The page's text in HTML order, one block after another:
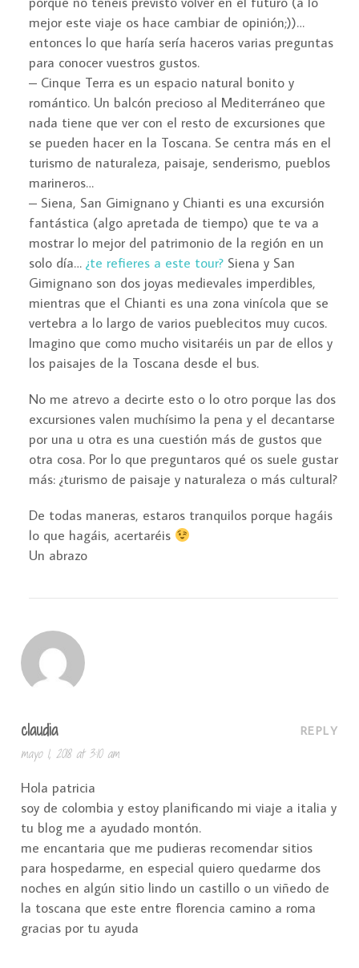
mejor este viaje os hace cambiar de opinión;))…
entonces lo que haría sería haceros varias preguntas
para conocer vuestros gustos.
– Cinque Terra es un espacio natural bonito y
romántico. Un balcón precioso al Mediterráneo que
nada tiene que ver con el resto de excursiones que
se pueden hacer en la Toscana. Se centra más en el
turismo de naturaleza, paisaje, senderismo, pueblos
marineros…
– Siena, San Gimignano y Chianti es una excursión
fantástica (algo apretada de tiempo) que te va a
mostrar lo mejor del patrimonio de la región en un
solo día… ¿te refieres a este tour? Siena y San
Gimignano son dos joyas medievales imperdibles,
mientras que el Chianti es una zona vinícola que se
vertebra a lo largo de varios pueblecitos muy cucos.
Imagino que como mucho visitaréis un par de ellos y
los paisajes de la Toscana desde el bus.
No me atrevo a decirte esto o lo otro porque las dos
excursiones valen muchísimo la pena y el decantarse
por una u otra es una cuestión más de gustos que
otra cosa. Por lo que preguntaros qué os suele gustar
más: ¿turismo de paisaje y naturaleza o más cultural?
De todas maneras, estaros tranquilos porque hagáis
lo que hagáis, acertaréis
Un abrazo
claudia
mayo 1, 2018 at 3:10 am
REPLY
Hola patricia
soy de colombia y estoy planificando mi viaje a italia y
tu blog me a ayudado montón.
me encantaria que me pudieras recomendar sitios
para hospedarme, en especial quiero quedarme dos
noches en algún sitio lindo un castillo o un viñedo de
la toscana que este entre florencia camino a roma
gracias por tu ayuda